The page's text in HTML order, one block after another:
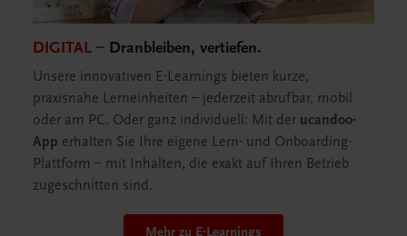
DIGITAL – Dranbleiben, vertiefen.
Unsere innovativen E-Learnings bieten kurze,
praxisnahe Lerneinheiten – jederzeit abrufbar, mobil
oder am PC. Oder ganz individuell: Mit der ucandoo-
App erhalten Sie Ihre eigene Lern- und Onboarding-
Plattform – mit Inhalten, die exakt auf Ihren Betrieb
zugeschnitten sind.
Mehr zu E-Learnings